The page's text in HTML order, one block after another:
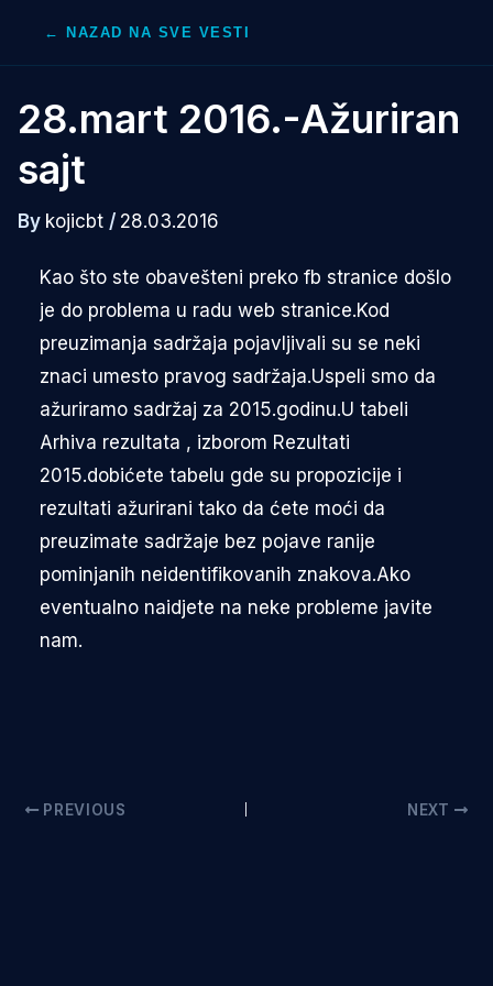
← NAZAD NA SVE VESTI
28.mart 2016.-Ažuriran
sajt
By kojicbt / 28.03.2016
Kao što ste obavešteni preko fb stranice došlo
je do problema u radu web stranice.Kod
preuzimanja sadržaja pojavljivali su se neki
znaci umesto pravog sadržaja.Uspeli smo da
ažuriramo sadržaj za 2015.godinu.U tabeli
Arhiva rezultata , izborom Rezultati
2015.dobićete tabelu gde su propozicije i
rezultati ažurirani tako da ćete moći da
preuzimate sadržaje bez pojave ranije
pominjanih neidentifikovanih znakova.Ako
eventualno naidjete na neke probleme javite
nam.
PREVIOUS NEXT